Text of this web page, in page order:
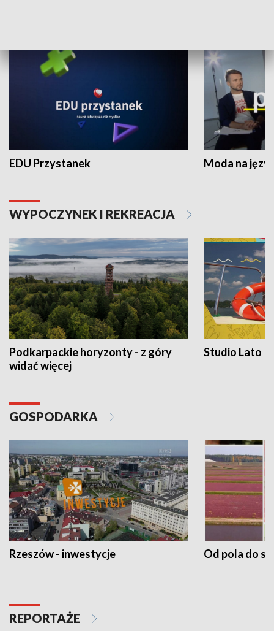
EDU Przystanek Moda na
WYPOCZYNEK I REKREACJA
Podkarpackie horyzonty - z góry
widać więcej
Studio Lato
GOSPODARKA
Rzeszów - inwestycje Od pola do
REPORTAŻE